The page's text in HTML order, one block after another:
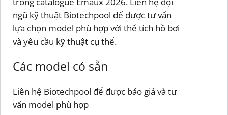
ngũ kỹ thuật Biotechpool để được tư vấn
lựa chọn model phù hợp với thể tích hồ bơi
và yêu cầu kỹ thuật cụ thể.
Các model có sẵn
Liên hệ Biotechpool để được báo giá và tư
vấn model phù hợp